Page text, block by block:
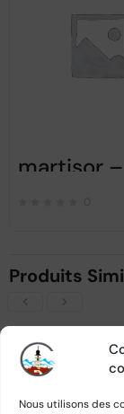
Nous utilisons des
Produits